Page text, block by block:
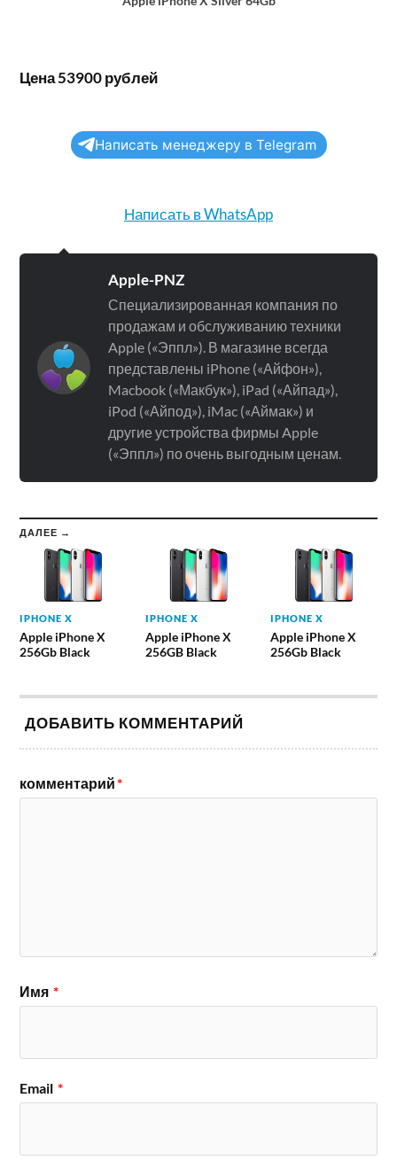
Цена 53900 рублей
Написать менеджеру в Telegram
Написать в WhatsApp
Apple-PNZ
Специализированная компания по
продажам и обслуживанию техники
Apple («Эппл»). В магазине всегда
представлены iPhone («Айфон»),
Macbook («Макбук»), iPad («Айпад»),
iPod («Айпод»), iMac («Аймак») и
другие устройства фирмы Apple
(«Эппл») по очень выгодным ценам.
ДАЛЕЕ →
IPHONE X
Apple iPhone X
256Gb Black
IPHONE X
Apple iPhone X
256GB Black
IPHONE X
Apple iPhone X
256Gb Black
ДОБАВИТЬ КОММЕНТАРИЙ
комментарий*
Имя *
Email *